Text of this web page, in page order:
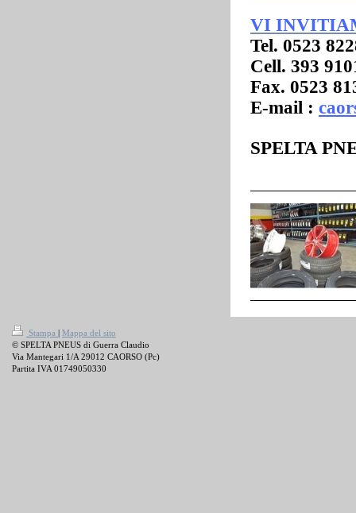
VI
Tel. 0523
Cell. 393
Fax. 0523
E-mail :
SPELTA
Stampa | Mappa del sito
© SPELTA PNEUS di Guerra Claudio
Via Mantegari 1/A 29012 CAORSO (Pc)
Partita IVA 01749050330